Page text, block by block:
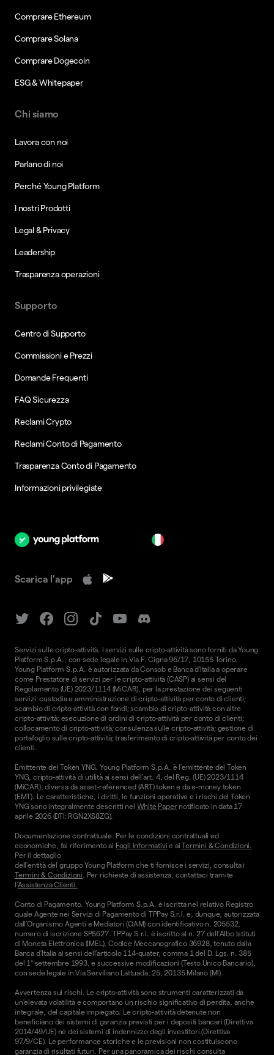
Comprare Ethereum
Comprare Solana
Comprare Dogecoin
ESG & Whitepaper
Chi siamo
Lavora con noi
Parlano di noi
Perché Young Platform
I nostri Prodotti
Legal & Privacy
Leadership
Trasparenza operazioni
Supporto
Centro di Supporto
Commissioni e Prezzi
Domande Frequenti
FAQ Sicurezza
Reclami Crypto
Reclami Conto di Pagamento
Trasparenza Conto di Pagamento
Informazioni privilegiate
Scarica l'app
Servizi sulle cripto-attività. I servizi sulle cripto-attività sono forniti da Young
Platform S.p.A., con sede legale in Via F. Cigna 96/17, 10155 Torino.
Young Platform S.p.A. è autorizzata da Consob e Banca d'Italia a operare
come Prestatore di servizi per le cripto-attività (CASP) ai sensi del
Regolamento (UE) 2023/1114 (MiCAR), per la prestazione dei seguenti
servizi: custodia e amministrazione di cripto-attività per conto di clienti;
scambio di cripto-attività con fondi; scambio di cripto-attività con altre
cripto-attività; esecuzione di ordini di cripto-attività per conto di clienti;
collocamento di cripto-attività; consulenza sulle cripto-attività; gestione di
portafoglio sulle cripto-attività; trasferimento di cripto-attività per conto dei
clienti.
Emittente del Token YNG. Young Platform S.p.A. è l'emittente del Token
YNG, cripto-attività di utilità ai sensi dell'art. 4, del Reg. (UE) 2023/1114
(MiCAR), diversa da asset-referenced (ART) token e da e-money token
(EMT). Le caratteristiche, i diritti, le funzioni operative e i rischi del Token
YNG sono integralmente descritti nel White Papernotificato in data 17
aprile 2026 (DTI: RGN2XS8ZG).
Documentazione contrattuale. Per le condizioni contrattuali ed
economiche, fai riferimento ai Fogli informativi e aiTermini & Condizioni.
Per il dettaglio
dell'entità del gruppo Young Platform che ti fornisce i servizi, consulta i
Termini & Condizioni. Per richieste di assistenza, contattaci tramite
l'Assistenza Clienti.
Conto di Pagamento. Young Platform S.p.A. è iscritta nel relativo Registro
quale Agente nei Servizi di Pagamento di TPPay S.r.l. e, dunque, autorizzata
dall’Organismo Agenti e Mediatori (OAM) con identificativo n. 205532,
numero di iscrizione SP5627. TPPay S.r.l. è iscritto al n. 27 dell’Albo Istituti
di Moneta Elettronica (IMEL), Codice Meccanografico 36928, tenuto dalla
Banca d’Italia ai sensi dell’articolo 114-quater, comma 1 del D. Lgs. n. 385
del 1° settembre 1993, e successive modificazioni (Testo Unico Bancario),
con sede legale in Via Serviliano Lattuada, 25, 20135 Milano (MI).
Avvertenza sui rischi. Le cripto-attività sono strumenti caratterizzati da
un'elevata volatilità e comportano un rischio significativo di perdita, anche
integrale, del capitale impiegato. Le cripto-attività detenute non
beneficiano dei sistemi di garanzia previsti per i depositi bancari (Direttiva
2014/49/UE) né dei sistemi di indennizzo degli investitori (Direttiva
97/9/CE). Le performance storiche e le previsioni non costituiscono
garanzia di risultati futuri. Per una panoramica dei rischi consulta